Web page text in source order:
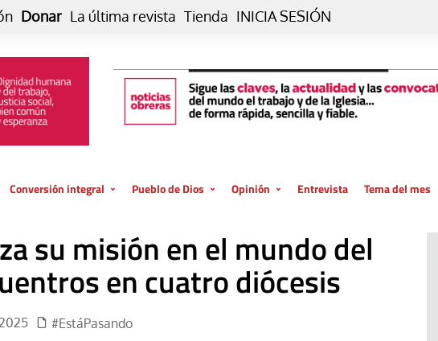
Donar La última revista Tienda INICIA SESIÓN
Conversión integral
de vida… es posible
El cuidado de la creación
Experiencia
Cultura
Pueblo de Dios
La oración de cada día
Vaticano
Opinión
Blog De paso…
Blog Eutopía
Entrevista Tema del mes
su misión en el mundo del
en cuatro diócesis
#EstáPasando